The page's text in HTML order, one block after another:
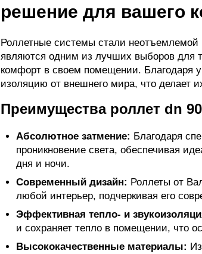
решение для вашего
Роллетные системы стали неотъемлемой
являются одним из лучших выборов для
комфорт в своем помещении. Благодаря
изоляцию от внешнего мира, что
Преимущества роллет dn
Абсолютное затмение: Благодаря
проникновение света, обеспечивая
дня и ночи.
Современный дизайн: Роллеты от
любой интерьер, подчеркивая его
Эффективная тепло- и
и сохраняет тепло в помещении, что
Высококачественные материалы: